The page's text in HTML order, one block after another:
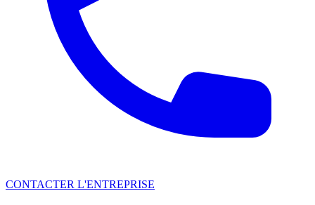
CONTACTER L'ENTREPRISE